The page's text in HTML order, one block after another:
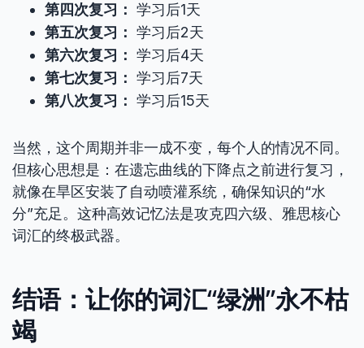
第四次复习： 学习后1天
第五次复习： 学习后2天
第六次复习： 学习后4天
第七次复习： 学习后7天
第八次复习： 学习后15天
当然，这个周期并非一成不变，每个人的情况不同。
但核心思想是：在遗忘曲线的下降点之前进行复习，
就像在旱区安装了自动喷灌系统，确保知识的“水
分”充足。这种高效记忆法是攻克四六级、雅思核心
词汇的终极武器。
结语：让你的词汇“绿洲”永不枯
竭